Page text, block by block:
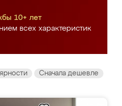
10+ лет
всех характеристик
Сначала дешевле